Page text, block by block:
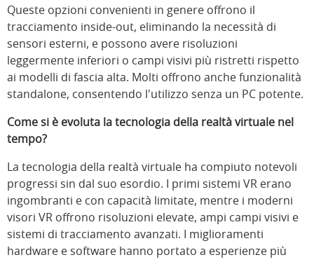
Queste opzioni convenienti in genere offrono il
tracciamento inside-out, eliminando la necessità di
sensori esterni, e possono avere risoluzioni
leggermente inferiori o campi visivi più ristretti rispetto
ai modelli di fascia alta. Molti offrono anche funzionalità
standalone, consentendo l'utilizzo senza un PC potente.
Come si è evoluta la tecnologia della realtà virtuale nel
tempo?
La tecnologia della realtà virtuale ha compiuto notevoli
progressi sin dal suo esordio. I primi sistemi VR erano
ingombranti e con capacità limitate, mentre i moderni
visori VR offrono risoluzioni elevate, ampi campi visivi e
sistemi di tracciamento avanzati. I miglioramenti
hardware e software hanno portato a esperienze più